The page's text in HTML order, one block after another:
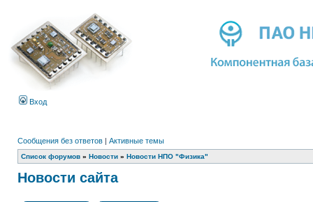
Вход
Сообщения без ответов | Активные темы
Список форумов » Новости » Новости НПО "Физика"
Новости сайта